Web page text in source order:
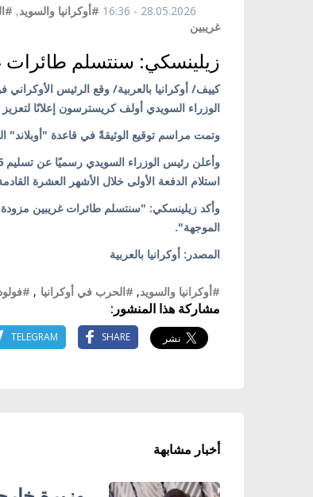
28.05.2026 - 16:36 #أوكرانيا والسويد,
غريبين
زيلينسكي: سنتسلم طائرات
الوزراء السويدي أولف كريسترسون إعلانًا لتعزيز
وتمت مراسم توقيع الوثيقةً في قاعدة "أوبلاند"
استلام الدفعة الأولى خلال الأشهر العشرة
وأكد زيلينسكي: "سنتسلم طائرات غريبين مزودة
الموجهة".
المصدر: أوكرانيا بالعربية
#أوكرانيا والسويد, #الحرب في أوكرانيا ,
مشاركة هذا المنشور:
SHARE
TELEGRAM
أخبار مشابهة